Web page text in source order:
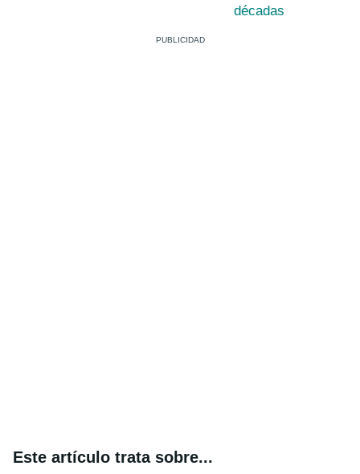
décadas
Este artículo trata sobre...